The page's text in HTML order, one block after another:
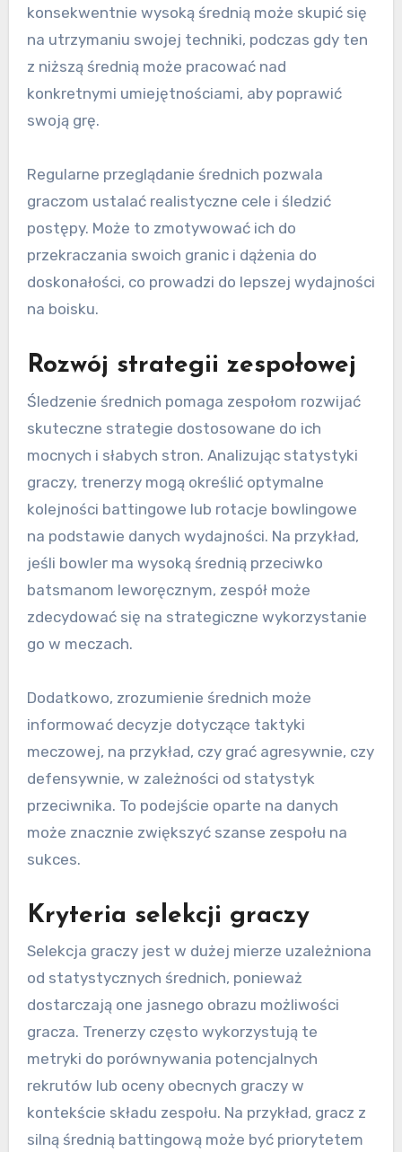
konsekwentnie wysoką średnią może skupić się
na utrzymaniu swojej techniki, podczas gdy ten
z niższą średnią może pracować nad
konkretnymi umiejętnościami, aby poprawić
swoją grę.
Regularne przeglądanie średnich pozwala
graczom ustalać realistyczne cele i śledzić
postępy. Może to zmotywować ich do
przekraczania swoich granic i dążenia do
doskonałości, co prowadzi do lepszej wydajności
na boisku.
Rozwój strategii zespołowej
Śledzenie średnich pomaga zespołom rozwijać
skuteczne strategie dostosowane do ich
mocnych i słabych stron. Analizując statystyki
graczy, trenerzy mogą określić optymalne
kolejności battingowe lub rotacje bowlingowe
na podstawie danych wydajności. Na przykład,
jeśli bowler ma wysoką średnią przeciwko
batsmanom leworęcznym, zespół może
zdecydować się na strategiczne wykorzystanie
go w meczach.
Dodatkowo, zrozumienie średnich może
informować decyzje dotyczące taktyki
meczowej, na przykład, czy grać agresywnie, czy
defensywnie, w zależności od statystyk
przeciwnika. To podejście oparte na danych
może znacznie zwiększyć szanse zespołu na
sukces.
Kryteria selekcji graczy
Selekcja graczy jest w dużej mierze uzależniona
od statystycznych średnich, ponieważ
dostarczają one jasnego obrazu możliwości
gracza. Trenerzy często wykorzystują te
metryki do porównywania potencjalnych
rekrutów lub oceny obecnych graczy w
kontekście składu zespołu. Na przykład, gracz z
silną średnią battingową może być priorytetem